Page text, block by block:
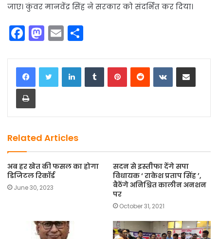
जाए। कुंवर मानवेंद्र सिंह ने सरकार को संदर्भित कर दिया।
F
c
e
b
o
k
M
st
o
o
E
ai ar
e
LinkedInTumblrPinterestReddit VKontakteShare via Email
Print
Related Articles
अब हर खेत की फसल का होगा
डिजिटल रिकॉर्ड
June 30, 2023
सदन से इस्तीफा देंगे सपा
विधायक ‘ राकेश प्रताप सिंह ’,
बैठेंगे अनिश्चित कालीन अनशन
पर
October 31, 2021